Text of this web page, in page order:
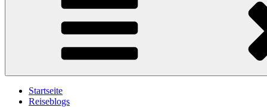
Startseite
Reiseblogs